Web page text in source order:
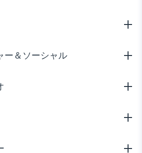
信者情報を取得します。
先情報を取得します。
ー＆ソーシャル
を読み取ります。
要に応じてファイルをローカルに保存し